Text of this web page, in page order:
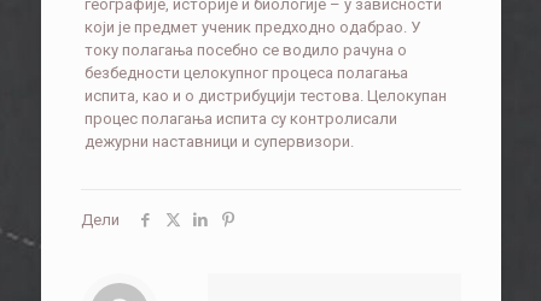
географије, историје и биологије – у зависности
који је предмет ученик предходно одабрао. У
току полагања посебно се водило рачуна о
безбедности целокупног процеса полагања
испита, као и о дистрибуцији тестова. Целокупан
процес полагања испита су контролисали
дежурни наставници и супервизори.
Дели